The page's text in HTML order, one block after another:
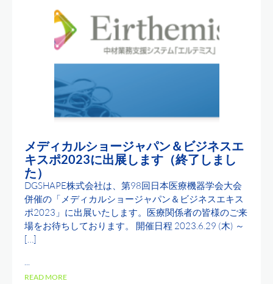
メディカルショージャパン＆ビジネスエ
キスポ2023に出展します（終了しまし
た）
DGSHAPE株式会社は、第98回日本医療機器学会大会
併催の「メディカルショージャパン＆ビジネスエキス
ポ2023」に出展いたします。医療関係者の皆様のご来
場をお待ちしております。 開催日程 2023.6.29 (木) ～
[…]
READ MORE